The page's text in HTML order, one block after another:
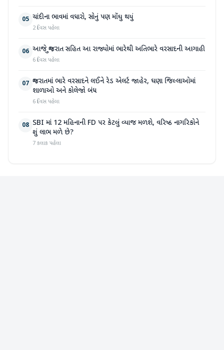
05 ચાંદીના ભાવમાં વધારો, સોનું પણ મોંઘુ થયું
2 દિવસ પહેલા
06 આજે ગુજરાત સહિત આ રાજ્યોમાં ભારેથી અતિભારે વરસાદની આગાહી
6 દિવસ પહેલા
07 ગુજરાતમાં ભારે વરસાદને લઈને રેડ એલર્ટ જાહેર, ઘણા જિલ્લાઓમાં
શાળાઓ અને કોલેજો બંધ
6 દિવસ પહેલા
08 SBI માં 12 મહિનાની FD પર કેટલું વ્યાજ મળશે, વરિષ્ઠ નાગરિકોને
શું લાભ મળે છે?
7 કલાક પહેલા